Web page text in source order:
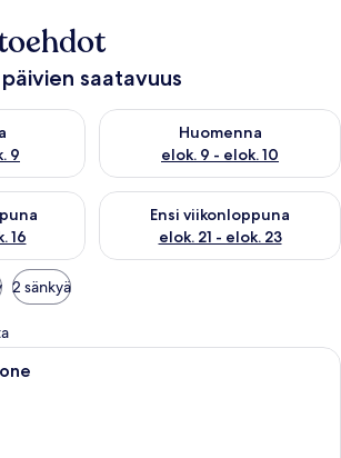
saatavuus
9
elok. 8 - elok. 9
Huomenna
elok. 9 - elok. 10
Tarkista huomisen saatavuus
16
saatavuus elok. 14 - elok. 16
Ensi viikonloppuna
elok. 21 - elok. 23
Tarkista ensi viikonlopun
2 sänkyä
Hotellihuone, jossa on suuri sänky,